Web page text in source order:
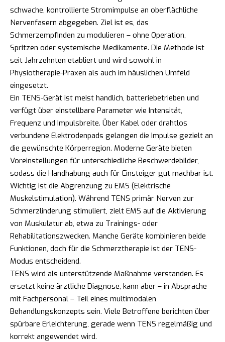
schwache, kontrollierte Stromimpulse an oberflächliche
Nervenfasern abgegeben. Ziel ist es, das
Schmerzempfinden zu modulieren – ohne Operation,
Spritzen oder systemische Medikamente. Die Methode ist
seit Jahrzehnten etabliert und wird sowohl in
Physiotherapie-Praxen als auch im häuslichen Umfeld
eingesetzt.
Ein TENS-Gerät ist meist handlich, batteriebetrieben und
verfügt über einstellbare Parameter wie Intensität,
Frequenz und Impulsbreite. Über Kabel oder drahtlos
verbundene Elektrodenpads gelangen die Impulse gezielt an
die gewünschte Körperregion. Moderne Geräte bieten
Voreinstellungen für unterschiedliche Beschwerdebilder,
sodass die Handhabung auch für Einsteiger gut machbar ist.
Wichtig ist die Abgrenzung zu EMS (Elektrische
Muskelstimulation). Während TENS primär Nerven zur
Schmerzlinderung stimuliert, zielt EMS auf die Aktivierung
von Muskulatur ab, etwa zu Trainings- oder
Rehabilitationszwecken. Manche Geräte kombinieren beide
Funktionen, doch für die Schmerztherapie ist der TENS-
Modus entscheidend.
TENS wird als unterstützende Maßnahme verstanden. Es
ersetzt keine ärztliche Diagnose, kann aber – in Absprache
mit Fachpersonal – Teil eines multimodalen
Behandlungskonzepts sein. Viele Betroffene berichten über
spürbare Erleichterung, gerade wenn TENS regelmäßig und
korrekt angewendet wird.